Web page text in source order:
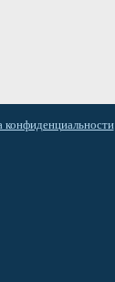
конфиденциальности